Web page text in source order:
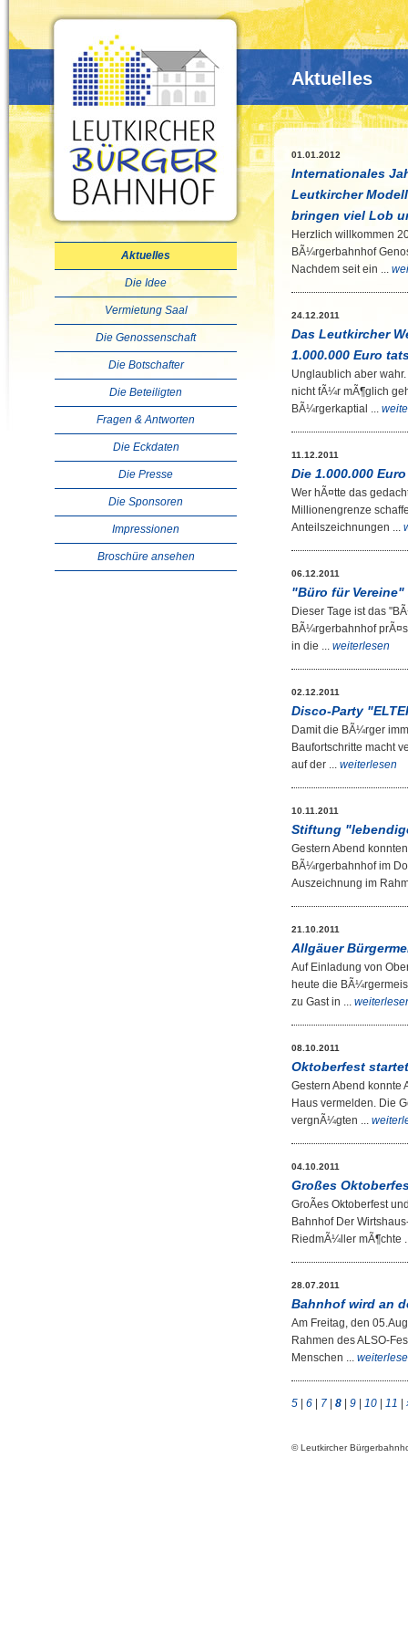
Aktuelles
Aktuelles
Die Idee
Vermietung Saal
Die Genossenschaft
Die Botschafter
Die Beteiligten
Fragen & Antworten
Die Eckdaten
Die Presse
Die Sponsoren
Impressionen
Broschüre ansehen
01.01.2012
Internationales
Leutkircher
bringen viel Lob
Herzlich willkommen
BÃ¼rgerbahnhof
Nachdem seit ein ...
24.12.2011
Das Leutkircher
1.000.000 Euro
Unglaublich aber
nicht fÃ¼r mÃ¶glich
BÃ¼rgerkaptial ...
11.12.2011
Die 1.000.000
Wer hÃ¤tte das
Millionengrenze
Anteilszeichnungen ...
06.12.2011
"Büro für
Dieser Tage ist das
BÃ¼rgerbahnhof
in die ... weiterlesen
02.12.2011
Disco-Party
Damit die BÃ¼rger
Baufortschritte macht
auf der ... weiterlesen
10.11.2011
Stiftung
Gestern Abend
BÃ¼rgerbahnhof im
Auszeichnung im
21.10.2011
Allgäuer
Auf Einladung von
heute die
zu Gast in ...
08.10.2011
Oktoberfest
Gestern Abend konnte
Haus vermelden. Die
vergnÃ¼gten ...
04.10.2011
Großes
GroÃes Oktoberfest
Bahnhof Der
RiedmÃ¼ller mÃ¶chte
28.07.2011
Bahnhof wird an
Am Freitag, den
Rahmen des ALSO-
Menschen ...
5 6 7 8 9 10 11
© Leutkircher